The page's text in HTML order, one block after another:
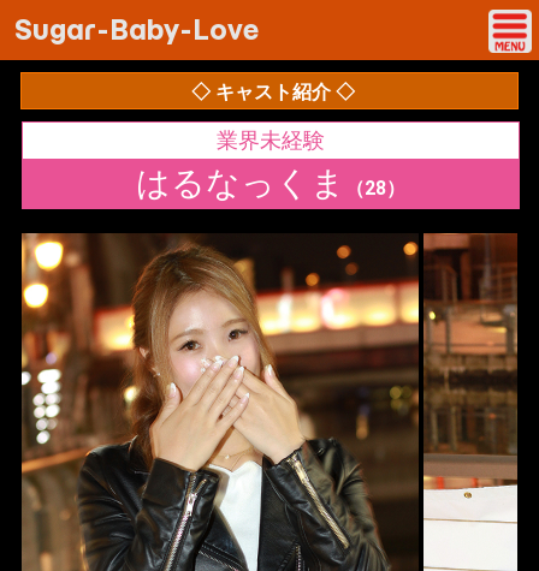
Sugar-Baby-Love
◇ キャスト紹介 ◇
業界未経験
はるなっくま （28）